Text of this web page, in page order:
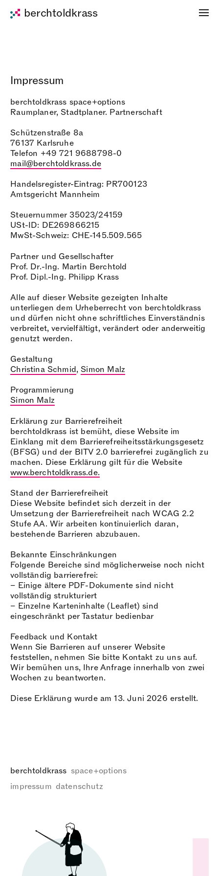
berchtoldkrass
Impressum
berchtoldkrass space+options
Raumplaner, Stadtplaner. Partnerschaft
Schützenstraße 8a
76137 Karlsruhe
Telefon +49 721 9688798-0
mail@berchtoldkrass.de
Handelsregister-Eintrag: PR700123
Amtsgericht Mannheim
Steuernummer 35023/24159
USt-ID: DE269866215
MwSt-Schweiz: CHE-145.509.565
Partner und Gesellschafter
Prof. Dr.-Ing. Martin Berchtold
Prof. Dipl.-Ing. Philipp Krass
Alle auf dieser Website gezeigten Inhalte
unterliegen dem Urheberrecht von berchtoldkrass
und dürfen nicht ohne schriftliches Einverständnis
verbreitet, vervielfältigt, verändert oder anderweitig
genutzt werden.
Gestaltung
Christina Schmid ,Simon Malz
Programmierung
Simon Malz
Erklärung zur Barrierefreiheit
berchtoldkrass ist bemüht, diese Website im
Einklang mit dem Barrierefreiheitsstärkungsgesetz
(BFSG) und der BITV 2.0 barrierefrei zugänglich zu
machen. Diese Erklärung gilt für die Website
www.berchtoldkrass.de.
Stand der Barrierefreiheit
Diese Website befindet sich derzeit in der
Umsetzung der Barrierefreiheit nach WCAG 2.2
Stufe AA. Wir arbeiten kontinuierlich daran,
bestehende Barrieren abzubauen.
Bekannte Einschränkungen
Folgende Bereiche sind möglicherweise noch nicht
vollständig barrierefrei:
– Einige ältere PDF-Dokumente sind nicht
vollständig strukturiert
– Einzelne Karteninhalte (Leaflet) sind
eingeschränkt per Tastatur bedienbar
Feedback und Kontakt
Wenn Sie Barrieren auf unserer Website
feststellen, nehmen Sie bitte Kontakt zu uns auf.
Wir bemühen uns, Ihre Anfrage innerhalb von zwei
Wochen zu beantworten.
Diese Erklärung wurde am 13. Juni 2026 erstellt.
berchtoldkrass space+options
impressum datenschutz